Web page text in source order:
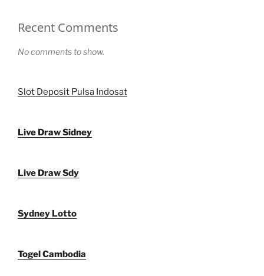
Recent Comments
No comments to show.
Slot Deposit Pulsa Indosat
Live Draw Sidney
Live Draw Sdy
Sydney Lotto
Togel Cambodia